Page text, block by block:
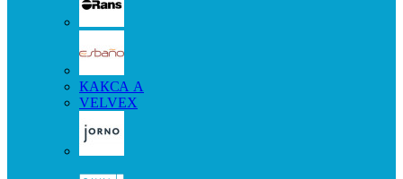
КАКСА А
VELVEX